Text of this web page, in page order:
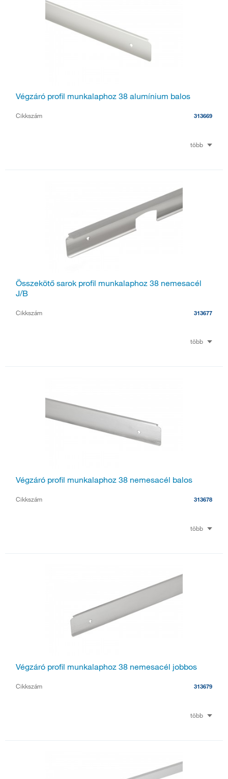
Végzáró profil munkalaphoz 38 alumínium balos
Cikkszám 313669
több
Összekötő sarok profil munkalaphoz 38 nemesacél
J/B
Cikkszám 313677
több
Végzáró profil munkalaphoz 38 nemesacél balos
Cikkszám 313678
több
Végzáró profil munkalaphoz 38 nemesacél jobbos
Cikkszám 313679
több